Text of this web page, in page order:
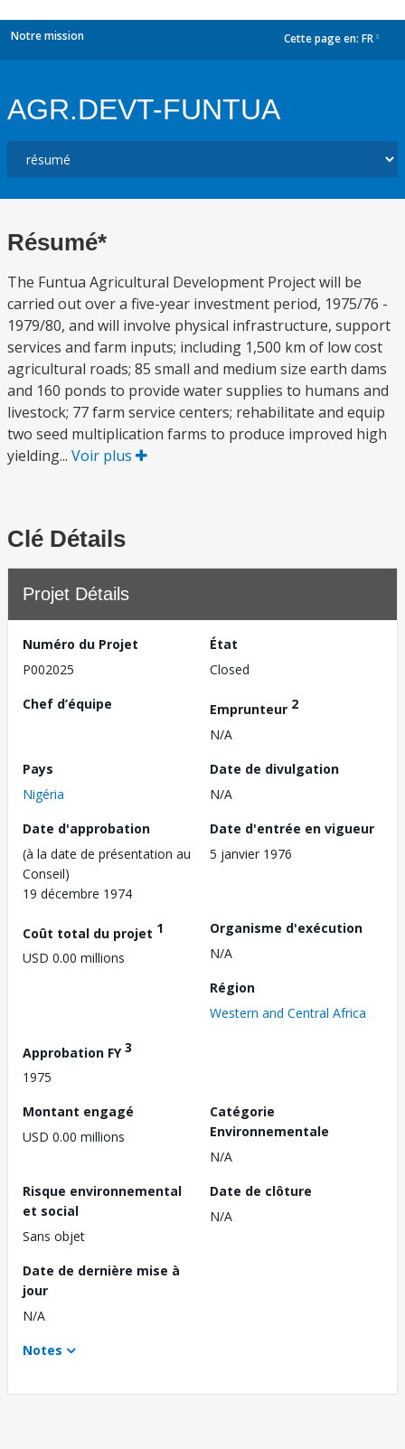
Notre mission Cette page en: FR
AGR.DEVT-FUNTUA
Résumé*
The Funtua Agricultural Development Project will be
carried out over a five-year investment period, 1975/76 -
1979/80, and will involve physical infrastructure, support
services and farm inputs; including 1,500 km of low cost
agricultural roads; 85 small and medium size earth dams
and 160 ponds to provide water supplies to humans and
livestock; 77 farm service centers; rehabilitate and equip
two seed multiplication farms to produce improved high
yielding... Voir plus
Clé Détails
Projet Détails
Numéro du Projet
P002025
État
Closed
Chef d’équipe
Emprunteur 2
N/A
Pays
Nigéria
Date de divulgation
N/A
Date d'approbation
(à la date de présentation au
Conseil)
19 décembre 1974
Date d'entrée en vigueur
5 janvier 1976
Coût total du projet 1
USD 0.00 millions
Organisme d'exécution
N/A
Région
Western and Central Africa
Approbation FY3
1975
Montant engagé
USD 0.00 millions
Catégorie
Environnementale
N/A
Risque environnemental
et social
Sans objet
Date de clôture
N/A
Date de dernière mise à
jour
N/A
Notes